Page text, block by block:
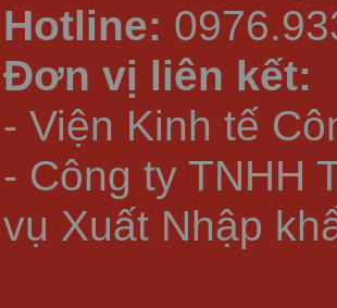
Hotline:
Đơn vị liên kết:
- Viện Kinh tế
- Công ty TNHH
vụ Xuất Nhập